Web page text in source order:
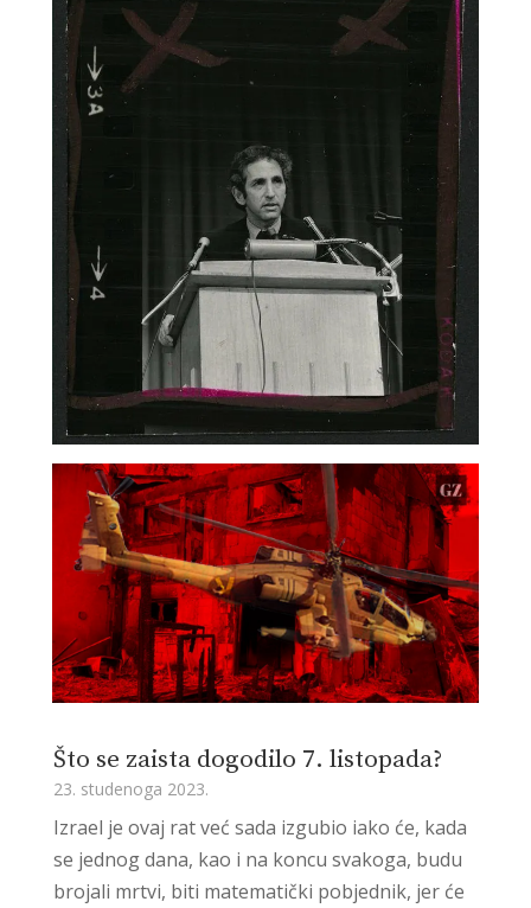
Hrabrost je zarazna
1. prosinca 2023.
Izgubimo li ovaj rat, sudit će nam kao ratnim
zločincima, u povjerenju je raportirao
zapovjednik američke avijacije general Curtis
LeMay svome...
read more
Što se zaista dogodilo 7. listopada?
23. studenoga 2023.
Izrael je ovaj rat već sada izgubio iako će, kada
se jednog dana, kao i na koncu svakoga, budu
brojali mrtvi, biti matematički pobjednik, jer će